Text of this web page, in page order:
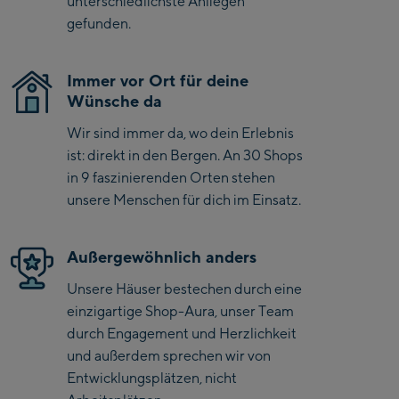
Saalbach Zentrum
Saalbach Ski-Service
Center
Viehhofen Talstation
/Valley station
Designer Outlet
Mayrhofen:
Mayrhofen Zentrum
Penkenbahn Talstation
/ Valley station
Penkenbahn
gefunden.
Immer vor Ort für deine
Wünsche da
Wir sind immer da, wo dein Erlebnis
ist: direkt in den Bergen. An 30 Shops
in 9 faszinierenden Orten stehen
unsere Menschen für dich im Einsatz.
Außergewöhnlich anders
Unsere Häuser bestechen durch eine
einzigartige Shop-Aura, unser Team
durch Engagement und Herzlichkeit
und außerdem sprechen wir von
Entwicklungsplätzen, nicht